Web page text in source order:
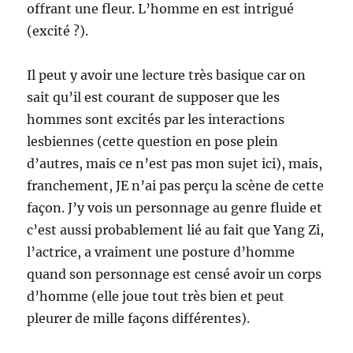
offrant une fleur. L’homme en est intrigué
(excité ?).
Il peut y avoir une lecture très basique car on
sait qu’il est courant de supposer que les
hommes sont excités par les interactions
lesbiennes (cette question en pose plein
d’autres, mais ce n’est pas mon sujet ici), mais,
franchement, JE n’ai pas perçu la scène de cette
façon. J’y vois un personnage au genre fluide et
c’est aussi probablement lié au fait que Yang Zi,
l’actrice, a vraiment une posture d’homme
quand son personnage est censé avoir un corps
d’homme (elle joue tout très bien et peut
pleurer de mille façons différentes).